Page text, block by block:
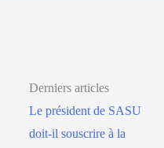
Derniers articles
Le président de SASU
doit-il souscrire à la